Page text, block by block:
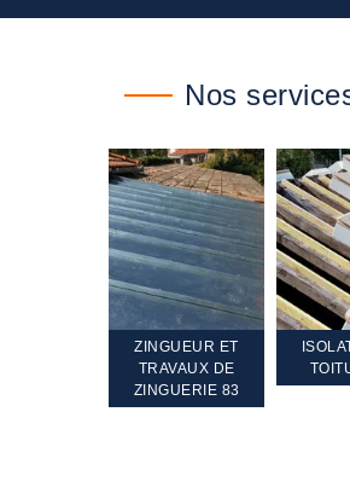
Nos
ZINGUEUR ET
TRAVAUX DE
ZINGUERIE 83